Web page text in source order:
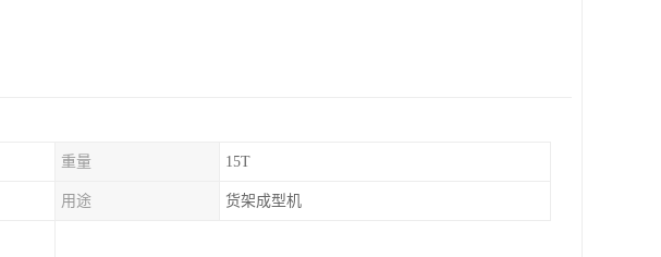
重量 15T
用途 货架成型机